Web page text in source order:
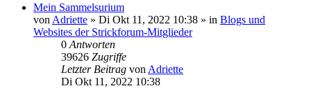
Mein Sammelsurium
von Adriette » Di Okt 11, 2022 10:38 » in Blogs und
Websites der Strickforum-Mitglieder
0 Antworten
39626 Zugriffe
Letzter Beitrag von Adriette
Di Okt 11, 2022 10:38